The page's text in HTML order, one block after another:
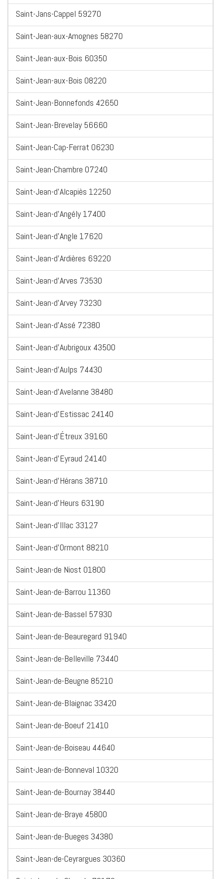
Saint-Jans-Cappel 59270
Saint-Jean-aux-Amognes 58270
Saint-Jean-aux-Bois 60350
Saint-Jean-aux-Bois 08220
Saint-Jean-Bonnefonds 42650
Saint-Jean-Brevelay 56660
Saint-Jean-Cap-Ferrat 06230
Saint-Jean-Chambre 07240
Saint-Jean-d'Alcapiès 12250
Saint-Jean-d'Angély 17400
Saint-Jean-d'Angle 17620
Saint-Jean-d'Ardières 69220
Saint-Jean-d'Arves 73530
Saint-Jean-d'Arvey 73230
Saint-Jean-d'Assé 72380
Saint-Jean-d'Aubrigoux 43500
Saint-Jean-d'Aulps 74430
Saint-Jean-d'Avelanne 38480
Saint-Jean-d'Estissac 24140
Saint-Jean-d'Étreux 39160
Saint-Jean-d'Eyraud 24140
Saint-Jean-d'Hérans 38710
Saint-Jean-d'Heurs 63190
Saint-Jean-d'Illac 33127
Saint-Jean-d'Ormont 88210
Saint-Jean-de Niost 01800
Saint-Jean-de-Barrou 11360
Saint-Jean-de-Bassel 57930
Saint-Jean-de-Beauregard 91940
Saint-Jean-de-Belleville 73440
Saint-Jean-de-Beugne 85210
Saint-Jean-de-Blaignac 33420
Saint-Jean-de-Boeuf 21410
Saint-Jean-de-Boiseau 44640
Saint-Jean-de-Bonneval 10320
Saint-Jean-de-Bournay 38440
Saint-Jean-de-Braye 45800
Saint-Jean-de-Bueges 34380
Saint-Jean-de-Ceyrargues 30360